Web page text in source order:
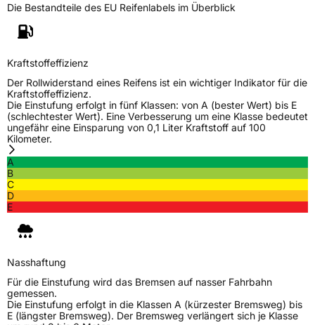
Die Bestandteile des EU Reifenlabels im Überblick
Kraftstoffeffizienz
Der Rollwiderstand eines Reifens ist ein wichtiger Indikator für die
Kraftstoffeffizienz.
Die Einstufung erfolgt in fünf Klassen: von A (bester Wert) bis E
(schlechtester Wert). Eine Verbesserung um eine Klasse bedeutet
ungefähr eine Einsparung von 0,1 Liter Kraftstoff auf 100
Kilometer.
A
B
C
D
E
Nasshaftung
Für die Einstufung wird das Bremsen auf nasser Fahrbahn
gemessen.
Die Einstufung erfolgt in die Klassen A (kürzester Bremsweg) bis
E (längster Bremsweg). Der Bremsweg verlängert sich je Klasse